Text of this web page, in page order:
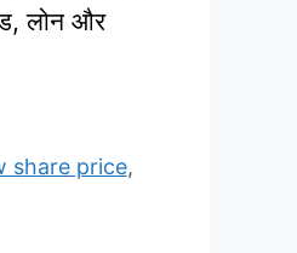
लोन और
share price,